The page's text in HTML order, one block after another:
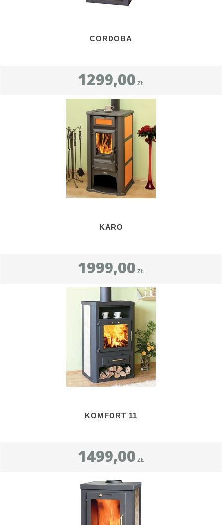
CORDOBA
1299,00 ZŁ
KARO
1999,00 ZŁ
KOMFORT 11
1499,00 ZŁ